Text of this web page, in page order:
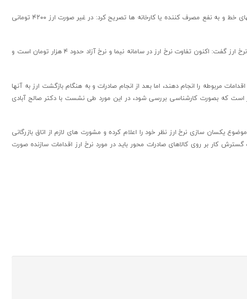
وی با اشاره به پیشنهاد فعالان اقتصادی به دولت در مورد تخصیص سوبسید ارز به انتهای خط و به نفع مصرف کننده یا کارخانه ها تصریح کرد: در غیر صورت ارز ۴۲۰۰ تومانی
رئیس اتاق بازرگانی، صنایع، معادن و کشاورزی استان البرز در مورد بحث یکسان سازی نرخ ارز گفت: اکنون تفاوت نرخ ارز در سامانه نیما و نرخ آزاد حدود ۴ هزار تومان است و
در چرخه تولید و بسیاری از بخش ها باید با ارز ۴۲۰۰ تومانی اقدامات مربوطه را انجام دهند، اما بعد از انجام صادرات و به هنگام بازگشت ارز به آنها
دریافت کنند، این مسئله نیاز است که بصورت کارشناسی بررسی شود، در این مورد طی نشست با دکتر صالح آبادی
یکسان سازی نرخ ارز نظر خود را اعلام کرده و مشورت های لازم از اتاق بازرگانی
کار بر روی کالاهای صادرات محور باید در مورد نرخ ارز اقدامات سازنده صورت